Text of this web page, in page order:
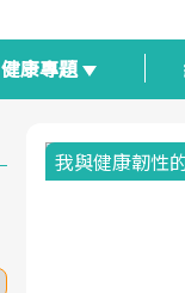
健康專題
我與健康韌性